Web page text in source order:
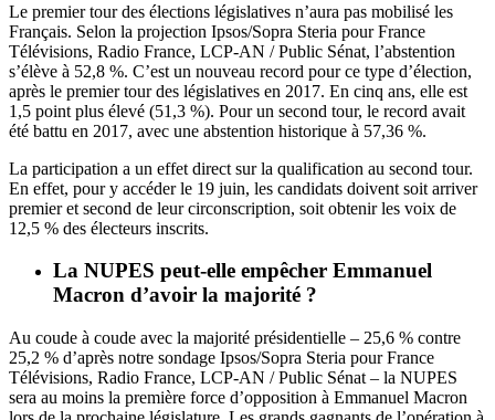
Le premier tour des élections législatives n’aura pas mobilisé les
Français. Selon la projection Ipsos/Sopra Steria pour France
Télévisions, Radio France, LCP-AN / Public Sénat, l’abstention
s’élève à 52,8 %. C’est un nouveau record pour ce type d’élection,
après le premier tour des législatives en 2017. En cinq ans, elle est
1,5 point plus élevé (51,3 %). Pour un second tour, le record avait
été battu en 2017, avec une abstention historique à 57,36 %.
La participation a un effet direct sur la qualification au second tour.
En effet, pour y accéder le 19 juin, les candidats doivent soit arriver
premier et second de leur circonscription, soit obtenir les voix de
12,5 % des électeurs inscrits.
La NUPES peut-elle empêcher Emmanuel
Macron d’avoir la majorité ?
Au coude à coude avec la majorité présidentielle – 25,6 % contre
25,2 % d’après notre sondage Ipsos/Sopra Steria pour France
Télévisions, Radio France, LCP-AN / Public Sénat – la NUPES
sera au moins la première force d’opposition à Emmanuel Macron